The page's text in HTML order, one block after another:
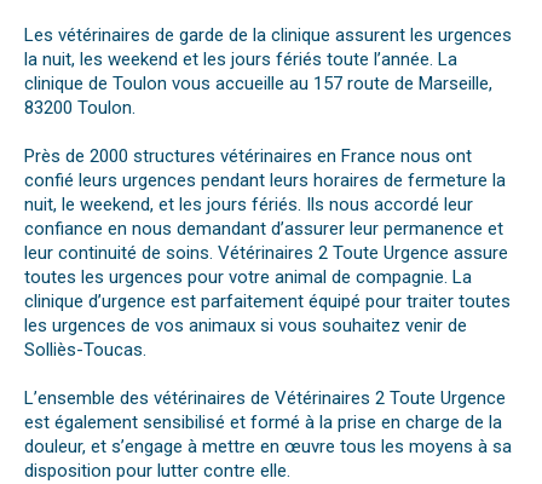
Les vétérinaires de garde de la clinique assurent les urgences
la nuit, les weekend et les jours fériés toute l’année. La
clinique de Toulon vous accueille au 157 route de Marseille,
83200 Toulon.
Près de 2000 structures vétérinaires en France nous ont
confié leurs urgences pendant leurs horaires de fermeture la
nuit, le weekend, et les jours fériés. Ils nous accordé leur
confiance en nous demandant d’assurer leur permanence et
leur continuité de soins. Vétérinaires 2 Toute Urgence assure
toutes les urgences pour votre animal de compagnie. La
clinique d’urgence est parfaitement équipé pour traiter toutes
les urgences de vos animaux si vous souhaitez venir de
Solliès-Toucas.
L’ensemble des vétérinaires de Vétérinaires 2 Toute Urgence
est également sensibilisé et formé à la prise en charge de la
douleur, et s’engage à mettre en œuvre tous les moyens à sa
disposition pour lutter contre elle.